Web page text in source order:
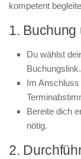
kompetent
1. Buchung
Du wählst
Buchungslink.
Im
Bereite dich
nötig.
2.